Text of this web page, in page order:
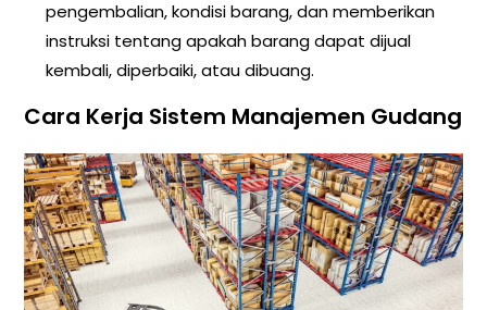
pengembalian, kondisi barang, dan memberikan
instruksi tentang apakah barang dapat dijual
kembali, diperbaiki, atau dibuang.
Cara Kerja Sistem Manajemen Gudang